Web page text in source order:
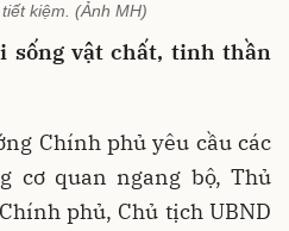
kiệm. (Ảnh MH)
sống vật chất, tinh thần
Chính phủ yêu cầu các
cơ quan ngang bộ, Thủ
phủ, Chủ tịch UBND